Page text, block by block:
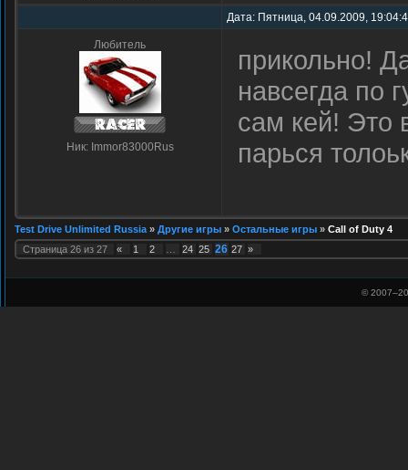
Дата: Пятница, 04.09.2009,
Любитель
Ник: Immor83000Rus
прикольно!
навсегда по
сам кей! Это
парься
Test Drive Unlimited Russia » Другие игры » Остальные игры » Call of Duty 4
Страница 26 из 27 « 1 2 24 25 26 27 »
© 2007–